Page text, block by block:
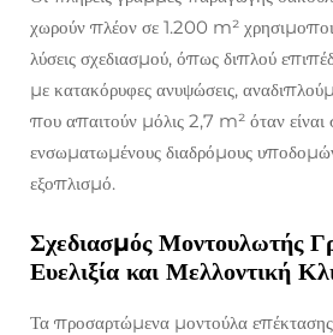
χωρούν πλέον σε 1.200 m²
λύσεις σχεδιασμού, όπως διπλού
με κατακόρυφες ανυψώσεις,
που απαιτούν μόλις 2,7 m² όταν είναι
ενσωματωμένους διαδρόμους
εξοπλισμό.
Σχεδιασμός Μοντουλωτής
Ευελιξία και Μελλοντική
Τα προσαρτώμενα μοντούλα